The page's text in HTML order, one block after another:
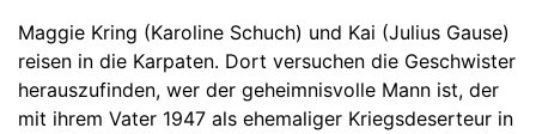
Maggie Kring (Karoline Schuch) und Kai (Julius Gause)
reisen in die Karpaten. Dort versuchen die Geschwister
herauszufinden, wer der geheimnisvolle Mann ist, der
mit ihrem Vater 1947 als ehemaliger Kriegsdeserteur in